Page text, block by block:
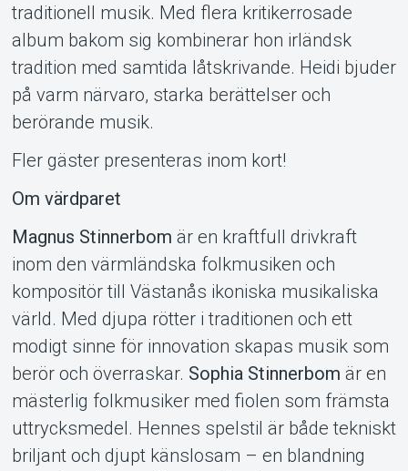
traditionell musik. Med flera kritikerrosade
album bakom sig kombinerar hon irländsk
tradition med samtida låtskrivande. Heidi bjuder
på varm närvaro, starka berättelser och
berörande musik.
Fler gäster presenteras inom kort!
Om värdparet
Magnus Stinnerbom är en kraftfull drivkraft
inom den värmländska folkmusiken och
kompositör till Västanås ikoniska musikaliska
värld. Med djupa rötter i traditionen och ett
modigt sinne för innovation skapas musik som
berör och överraskar. Sophia Stinnerbom är en
mästerlig folkmusiker med fiolen som främsta
uttrycksmedel. Hennes spelstil är både tekniskt
briljant och djupt känslosam – en blandning